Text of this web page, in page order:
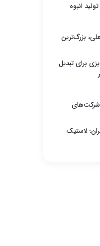
انبوه
جعلی، بزرگ‌ترین
برای تبدیل
شرکت‌های
لاستیک